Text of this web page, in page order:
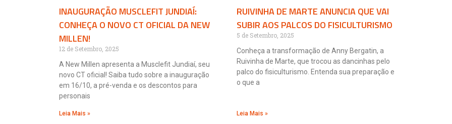
INAUGURAÇÃO MUSCLEFIT JUNDIAÍ:
CONHEÇA O NOVO CT OFICIAL DA NEW
MILLEN!
12 de Setembro, 2025
A New Millen apresenta a Musclefit Jundiaí, seu
novo CT oficial! Saiba tudo sobre a inauguração
em 16/10, a pré-venda e os descontos para
personais
Leia Mais »
RUIVINHA DE MARTE ANUNCIA QUE VAI
SUBIR AOS PALCOS DO FISICULTURISMO
5 de Setembro, 2025
Conheça a transformação de Anny Bergatin, a
Ruivinha de Marte, que trocou as dancinhas pelo
palco do fisiculturismo. Entenda sua preparação e
o que a
Leia Mais »